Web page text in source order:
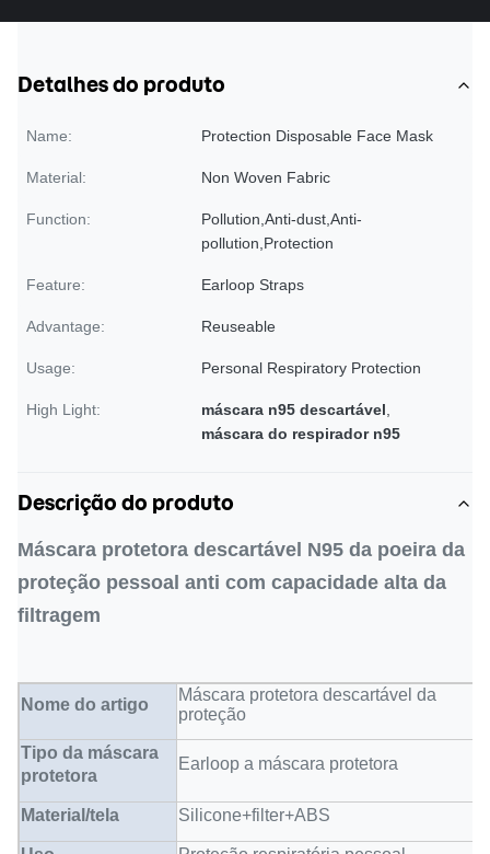
Detalhes do produto
Name: Protection Disposable Face Mask
Material: Non Woven Fabric
Function:
Pollution,Anti-dust,Anti-
pollution,Protection
Feature: Earloop Straps
Advantage: Reuseable
Usage: Personal Respiratory Protection
High Light: máscara n95 descartável
máscara do respirador n95
Descrição do produto
Máscara protetora descartável N95 da poeira da
proteção pessoal anti com capacidade alta da
filtragem
Nome do artigo
Máscara protetora descartável da
proteção
Tipo da máscara
protetora
Earloop a máscara protetora
Material/tela Silicone+filter+ABS